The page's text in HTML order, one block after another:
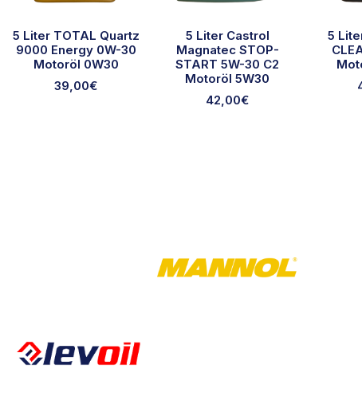
5 Liter TOTAL Quartz
9000 Energy 0W-30
Motoröl 0W30
39,00€
5 Liter Castrol
Magnatec STOP-
START 5W-30 C2
Motoröl 5W30
42,00€
5